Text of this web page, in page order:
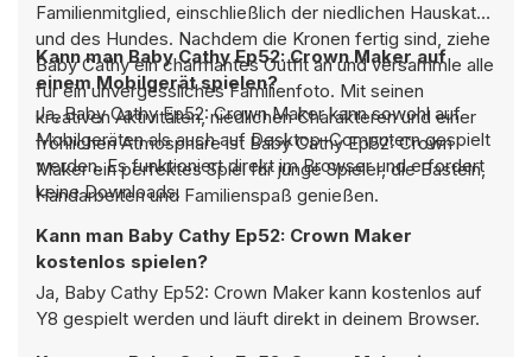
Familienmitglied, einschließlich der niedlichen Hauskatze
und des Hundes. Nachdem die Kronen fertig sind, ziehe
Baby Cathy ein charmantes Outfit an und versammle alle
für ein unvergessliches Familienfoto. Mit seinen
kreativen Aktivitäten, niedlichen Charakteren und einer
fröhlichen Atmosphäre ist Baby Cathy Ep52: Crown
Maker ein perfektes Spiel für junge Spieler, die Basteln,
Handarbeiten und Familienspaß genießen.
Kann man Baby Cathy Ep52: Crown Maker auf
einem Mobilgerät spielen?
Ja, Baby Cathy Ep52: Crown Maker kann sowohl auf
Mobilgeräten als auch auf Desktop-Computern gespielt
werden. Es funktioniert direkt im Browser und erfordert
keine Downloads.
Kann man Baby Cathy Ep52: Crown Maker
kostenlos spielen?
Ja, Baby Cathy Ep52: Crown Maker kann kostenlos auf
Y8 gespielt werden und läuft direkt in deinem Browser.